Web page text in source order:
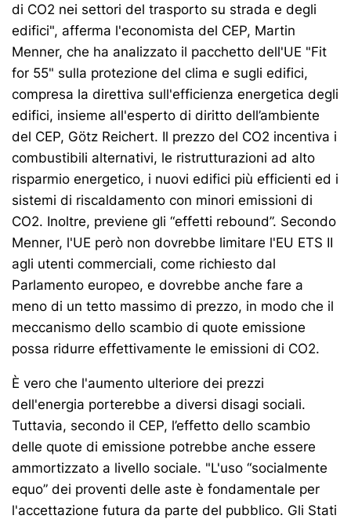
di CO2 nei settori del trasporto su strada e degli
edifici", afferma l'economista del CEP, Martin
Menner, che ha analizzato il pacchetto dell'UE "Fit
for 55" sulla protezione del clima e sugli edifici,
compresa la direttiva sull'efficienza energetica degli
edifici, insieme all'esperto di diritto dell’ambiente
del CEP, Götz Reichert. Il prezzo del CO2 incentiva i
combustibili alternativi, le ristrutturazioni ad alto
risparmio energetico, i nuovi edifici più efficienti ed i
sistemi di riscaldamento con minori emissioni di
CO2. Inoltre, previene gli “effetti rebound”. Secondo
Menner, l'UE però non dovrebbe limitare l'EU ETS II
agli utenti commerciali, come richiesto dal
Parlamento europeo, e dovrebbe anche fare a
meno di un tetto massimo di prezzo, in modo che il
meccanismo dello scambio di quote emissione
possa ridurre effettivamente le emissioni di CO2.
È vero che l'aumento ulteriore dei prezzi
dell'energia porterebbe a diversi disagi sociali.
Tuttavia, secondo il CEP, l’effetto dello scambio
delle quote di emissione potrebbe anche essere
ammortizzato a livello sociale. "L'uso “socialmente
equo” dei proventi delle aste è fondamentale per
l'accettazione futura da parte del pubblico. Gli Stati